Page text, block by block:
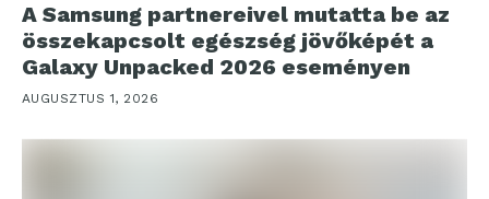
A Samsung partnereivel mutatta be az
összekapcsolt egészség jövőképét a
Galaxy Unpacked 2026 eseményen
AUGUSZTUS 1, 2026